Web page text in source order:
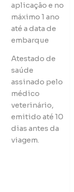
aplicação e no
máximo 1 ano
até a data de
embarque
Atestado de
saúde
assinado pelo
médico
veterinário,
emitido até 10
dias antes da
viagem.